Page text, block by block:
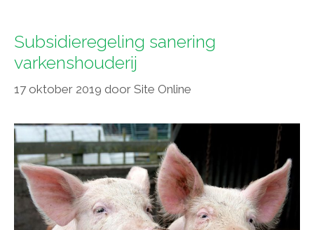
Subsidieregeling sanering
varkenshouderij
17 oktober 2019 door Site Online